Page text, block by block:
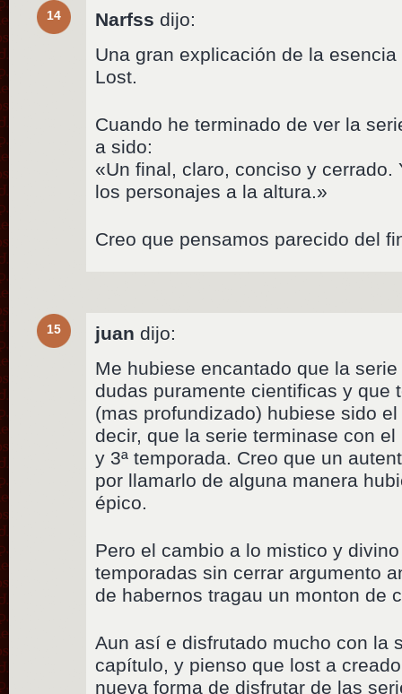
14 Narfss dijo:
Una gran explicación de la
Lost.
Cuando he terminado de ver la
a sido:
«Un final, claro, conciso y cerrado.
los personajes a la altura.»
Creo que pensamos parecido del
15 juan dijo:
Me hubiese encantado que la
dudas puramente cientificas y que
(mas profundizado) hubiese sido
decir, que la serie terminase con
y 3ª temporada. Creo que un
por llamarlo de alguna manera
épico.
Pero el cambio a lo mistico y
temporadas sin cerrar argumento
de habernos tragau un monton de
Aun así e disfrutado mucho con la
capítulo, y pienso que lost a
nueva forma de disfrutar de las